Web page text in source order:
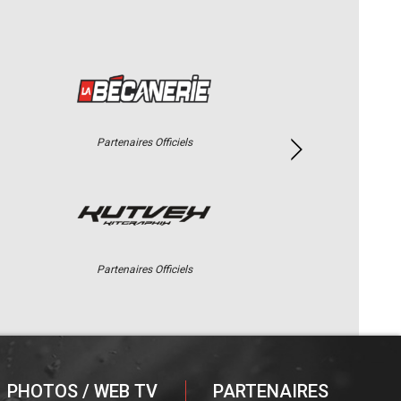
Partenaires Officiels
Partenaires Officiels
PHOTOS / WEB TV PARTENAIRES